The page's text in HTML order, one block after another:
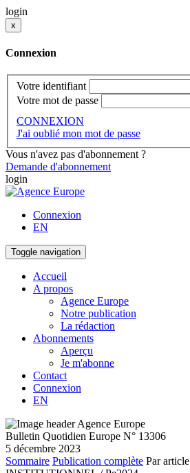
login
x
Connexion
Votre identifiant
Votre mot de passe
CONNEXION
J'ai oublié mon mot de passe
Vous n'avez pas d'abonnement ?
Demande d'abonnement
login
Connexion
EN
Toggle navigation
Accueil
A propos
Agence Europe
Notre publication
La rédaction
Abonnements
Aperçu
Je m'abonne
Contact
Connexion
EN
Bulletin Quotidien Europe N° 13306
5 décembre 2023
Sommaire Publication complète Par article